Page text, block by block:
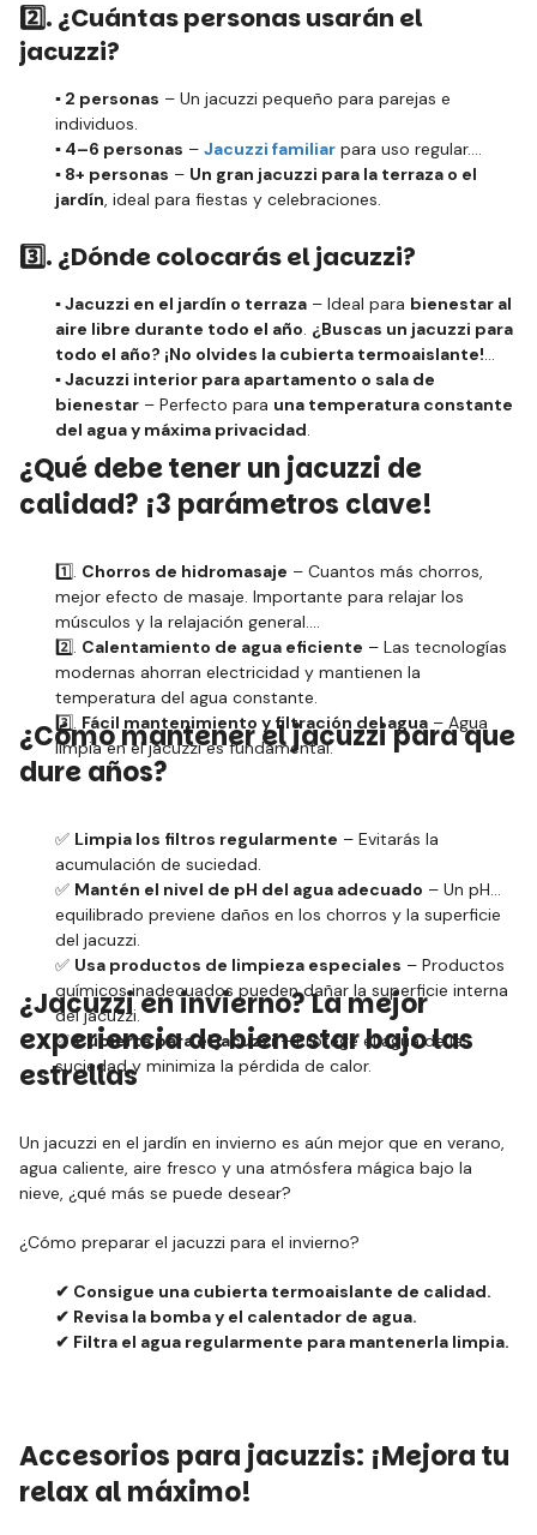
2️⃣. ¿Cuántas personas usarán el
jacuzzi?
▪️ 2 personas – Un jacuzzi pequeño para parejas e
individuos.
▪️ 4–6 personas – Jacuzzi familiar para uso regular.
▪️ 8+ personas – Un gran jacuzzi para la terraza o el
jardín, ideal para fiestas y celebraciones.
3️⃣. ¿Dónde colocarás el jacuzzi?
▪️ Jacuzzi en el jardín o terraza – Ideal para bienestar al
aire libre durante todo el año. ¿Buscas un jacuzzi para
todo el año? ¡No olvides la cubierta termoaislante!
▪️ Jacuzzi interior para apartamento o sala de
bienestar – Perfecto para una temperatura constante
del agua y máxima privacidad.
¿Qué debe tener un jacuzzi de
calidad? ¡3 parámetros clave!
1️⃣. Chorros de hidromasaje – Cuantos más chorros,
mejor efecto de masaje. Importante para relajar los
músculos y la relajación general.
2️⃣. Calentamiento de agua eficiente – Las tecnologías
modernas ahorran electricidad y mantienen la
temperatura del agua constante.
3️⃣. Fácil mantenimiento y filtración del agua – Agua
limpia en el jacuzzi es fundamental.
¿Cómo mantener el jacuzzi para que
dure años?
✅ Limpia los filtros regularmente – Evitarás la
acumulación de suciedad.
✅ Mantén el nivel de pH del agua adecuado – Un pH
equilibrado previene daños en los chorros y la superficie
del jacuzzi.
✅ Usa productos de limpieza especiales – Productos
químicos inadecuados pueden dañar la superficie interna
del jacuzzi.
✅Cubierta para el jacuzzi– Protege el agua de la
suciedad y minimiza la pérdida de calor.
¿Jacuzzi en invierno? La mejor
experiencia de bienestar bajo las
estrellas
Un jacuzzi en el jardín en invierno es aún mejor que en verano,
agua caliente, aire fresco y una atmósfera mágica bajo la
nieve, ¿qué más se puede desear?
¿Cómo preparar el jacuzzi para el invierno?
✔ Consigue una cubierta termoaislante de calidad.
✔ Revisa la bomba y el calentador de agua.
✔ Filtra el agua regularmente para mantenerla limpia.
Accesorios para jacuzzis: ¡Mejora tu
relax al máximo!